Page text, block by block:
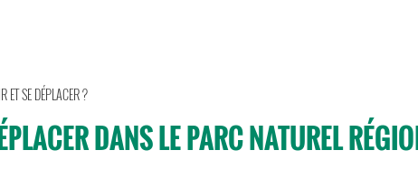
ET SE DÉPLACER ?
DANS LE PARC NATUREL